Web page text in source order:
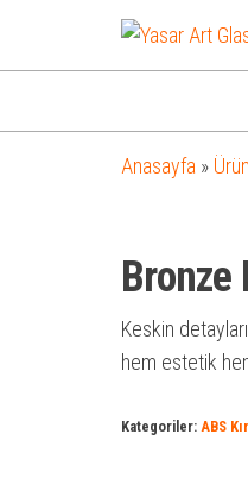
Anasayfa »
Bronze
Keskin
hem estetik
Kategoriler: ABS